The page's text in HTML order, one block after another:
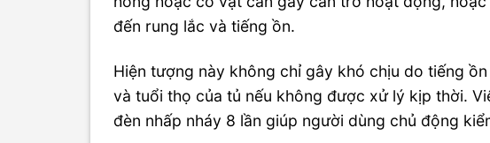
đến rung lắc và tiếng ồn.
Hiện tượng này không chỉ gây khó chịu do tiếng
và tuổi thọ của tủ nếu không được xử lý kịp thời.
đèn nhấp nháy 8 lần giúp người dùng chủ động